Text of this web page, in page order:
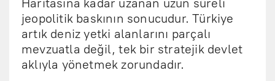
Haritasına kadar uzanan uzun süreli
jeopolitik baskının sonucudur. Türkiye
artık deniz yetki alanlarını parçalı
mevzuatla değil, tek bir stratejik devlet
aklıyla yönetmek zorundadır.